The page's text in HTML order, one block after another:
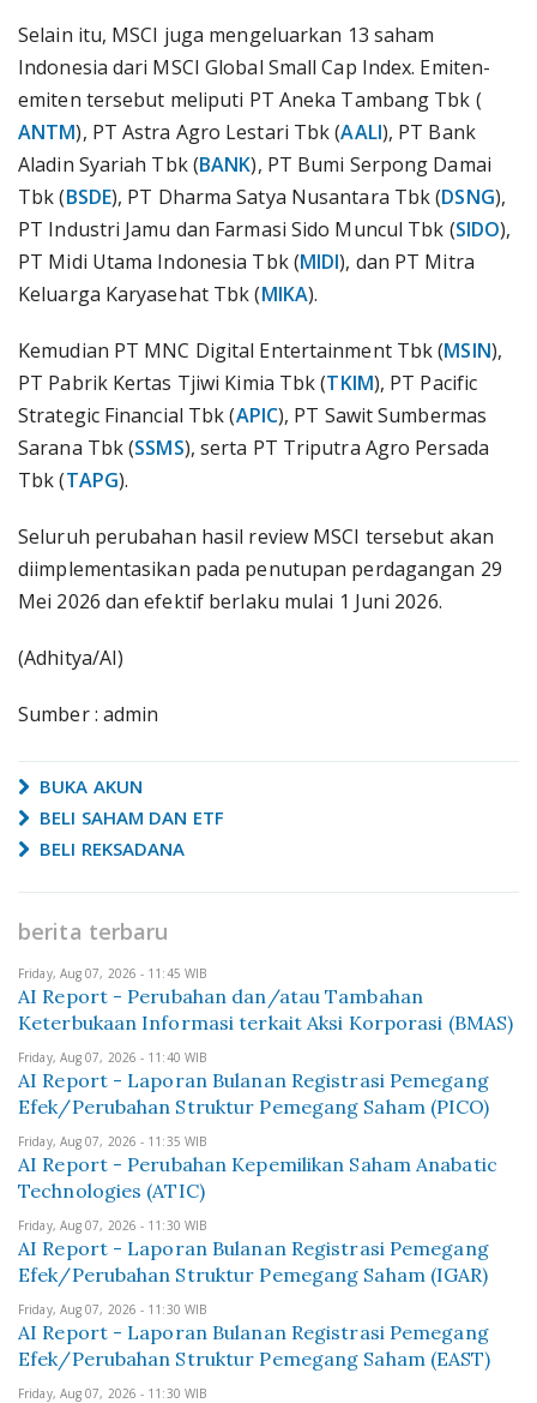
Selain itu, MSCI juga mengeluarkan 13 saham
Indonesia dari MSCI Global Small Cap Index. Emiten-
emiten tersebut meliputi PT Aneka Tambang Tbk (
ANTM), PT Astra Agro Lestari Tbk (AALI), PT Bank
Aladin Syariah Tbk (BANK), PT Bumi Serpong Damai
Tbk (BSDE), PT Dharma Satya Nusantara Tbk (DSNG),
PT Industri Jamu dan Farmasi Sido Muncul Tbk (SIDO),
PT Midi Utama Indonesia Tbk (MIDI), dan PT Mitra
Keluarga Karyasehat Tbk (MIKA).
Kemudian PT MNC Digital Entertainment Tbk (MSIN),
PT Pabrik Kertas Tjiwi Kimia Tbk (TKIM), PT Pacific
Strategic Financial Tbk (APIC), PT Sawit Sumbermas
Sarana Tbk (SSMS), serta PT Triputra Agro Persada
Tbk (TAPG).
Seluruh perubahan hasil review MSCI tersebut akan
diimplementasikan pada penutupan perdagangan 29
Mei 2026 dan efektif berlaku mulai 1 Juni 2026.
(Adhitya/AI)
Sumber : admin
BUKA AKUN
BELI SAHAM DAN ETF
BELI REKSADANA
berita terbaru
Friday, Aug 07, 2026 - 11:45 WIB
AI Report - Perubahan dan/atau Tambahan
Keterbukaan Informasi terkait Aksi Korporasi (BMAS)
Friday, Aug 07, 2026 - 11:40 WIB
AI Report - Laporan Bulanan Registrasi Pemegang
Efek/Perubahan Struktur Pemegang Saham (PICO)
Friday, Aug 07, 2026 - 11:35 WIB
AI Report - Perubahan Kepemilikan Saham Anabatic
Technologies (ATIC)
Friday, Aug 07, 2026 - 11:30 WIB
AI Report - Laporan Bulanan Registrasi Pemegang
Efek/Perubahan Struktur Pemegang Saham (IGAR)
Friday, Aug 07, 2026 - 11:30 WIB
AI Report - Laporan Bulanan Registrasi Pemegang
Efek/Perubahan Struktur Pemegang Saham (EAST)
Friday, Aug 07, 2026 - 11:30 WIB